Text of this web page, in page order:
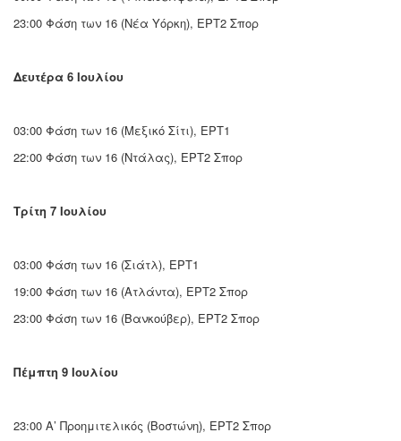
23:00 Φάση των 16 (Νέα Υόρκη), ΕΡΤ2 Σπορ
Δευτέρα 6 Ιουλίου
03:00 Φάση των 16 (Μεξικό Σίτι), ΕΡΤ1
22:00 Φάση των 16 (Ντάλας), ΕΡΤ2 Σπορ
Τρίτη 7 Ιουλίου
03:00 Φάση των 16 (Σιάτλ), ΕΡΤ1
19:00 Φάση των 16 (Ατλάντα), ΕΡΤ2 Σπορ
23:00 Φάση των 16 (Βανκούβερ), ΕΡΤ2 Σπορ
Πέμπτη 9 Ιουλίου
23:00 Α’ Προημιτελικός (Βοστώνη), ΕΡΤ2 Σπορ